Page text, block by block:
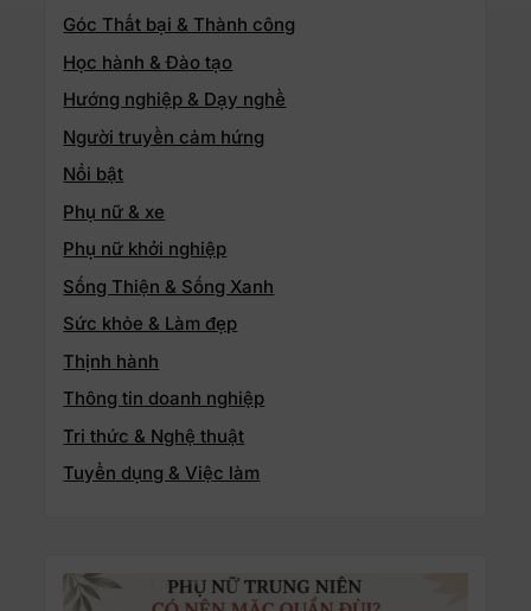
Góc Thất bại & Thành công
Học hành & Đào tạo
Hướng nghiệp & Dạy nghề
Người truyền cảm hứng
Nổi bật
Phụ nữ & xe
Phụ nữ khởi nghiệp
Sống Thiện & Sống Xanh
Sức khỏe & Làm đẹp
Thịnh hành
Thông tin doanh nghiệp
Tri thức & Nghệ thuật
Tuyển dụng & Việc làm